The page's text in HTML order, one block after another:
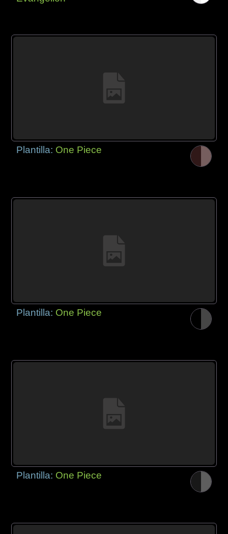
Plantilla: One Piece
Plantilla: One Piece
Plantilla: One Piece